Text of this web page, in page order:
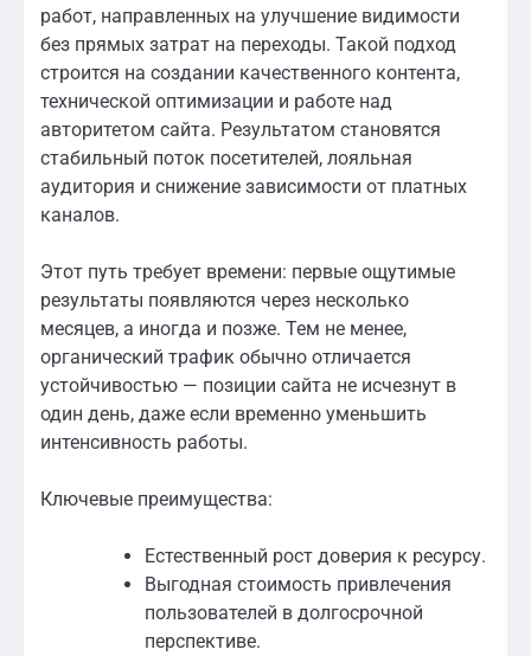
работ, направленных на улучшение видимости
без прямых затрат на переходы. Такой подход
строится на создании качественного контента,
технической оптимизации и работе над
авторитетом сайта. Результатом становятся
стабильный поток посетителей, лояльная
аудитория и снижение зависимости от платных
каналов.
Этот путь требует времени: первые ощутимые
результаты появляются через несколько
месяцев, а иногда и позже. Тем не менее,
органический трафик обычно отличается
устойчивостью — позиции сайта не исчезнут в
один день, даже если временно уменьшить
интенсивность работы.
Ключевые преимущества:
Естественный рост доверия к ресурсу.
Выгодная стоимость привлечения
пользователей в долгосрочной
перспективе.